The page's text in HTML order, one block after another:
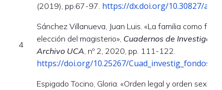
(2019), pp.67-97. https://dx.doi.org/10.30827/
4
Sánchez Villanueva, Juan Luis. «La familia como
elección del magisterio», Cuadernos de
Archivo UCA, nº 2, 2020, pp. 111-122.
https://doi.org/10.25267/
Espigado Tocino, Gloria. «Orden legal y orden sexual